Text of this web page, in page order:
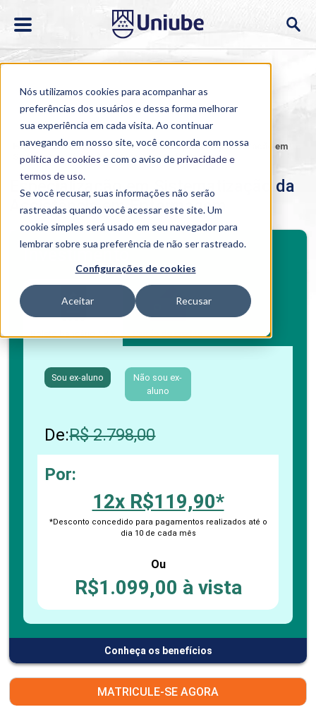
Nós utilizamos cookies para acompanhar as
preferências dos usuários e dessa forma melhorar
sua experiência em cada visita. Ao continuar
navegando em nosso site, você concorda com nossa
política de cookies e com o aviso deprivacidade e
termos de uso.
Se você recusar, suas informações não serão
rastreadas quando você acessar este site. Um
cookie simples será usado em seu navegador para
lembrar sobre sua preferência de não ser rastreado.
Configurações de cookies
Aceitar Recusar
Home > Cursos > EAD > Pós-graduação >Especialização em
Sistematização da Assistência em Enfermagem
Especialização em Sistematização da
Assistência em Enfermagem
Investimento
Boleto bancário / PIX Cartão de crédito
Sou ex-aluno
Não sou ex-
aluno
De:R$ 2.798,00
Por:
12x R$119,90*
*Desconto concedido para pagamentos realizados até o
dia 10 de cada mês
Ou
R$1.099,00 à vista
Conheça os benefícios
BENEFÍCIOS
Benefícios pós-graduação
MATRICULE-SE AGORA